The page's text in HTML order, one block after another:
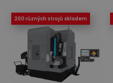
200 různých strojů skladem